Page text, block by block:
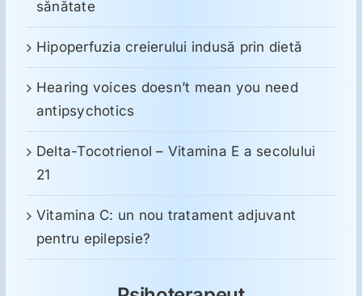
sănătate
Hipoperfuzia creierului indusă prin dietă
Hearing voices doesn’t mean you need
antipsychotics
Delta-Tocotrienol – Vitamina E a secolului
21
Vitamina C: un nou tratament adjuvant
pentru epilepsie?